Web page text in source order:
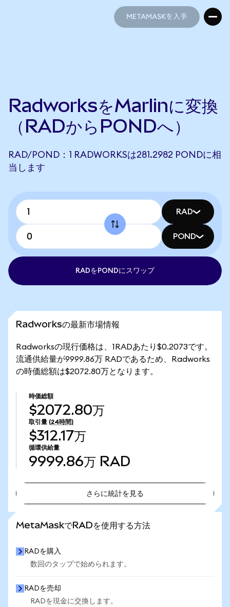
METAMASKを入手
RadworksをMarlinに変換
（RADからPONDへ）
RAD/POND：1 RADWORKSは281.2982 PONDに相
当します
RAD
POND
RADをPONDにスワップ
Radworksの最新市場情報
Radworksの現行価格は、1RADあたり$0.2073です。
流通供給量が9999.86万 RADであるため、Radworks
の時価総額は$2072.80万となります。
時価総額
$2072.80万
取引量 (24時間)
$312.17万
循環供給量
9999.86万 RAD
さらに統計を見る
MetaMaskでRADを使用する方法
RADを購入
数回のタップで始められます。
RADを売却
RADを現金に交換します。